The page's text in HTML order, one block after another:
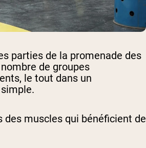
parties de la promenade des
de groupes
le tout dans un
des muscles qui bénéficient de